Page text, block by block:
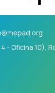
4 - Oficina 10),